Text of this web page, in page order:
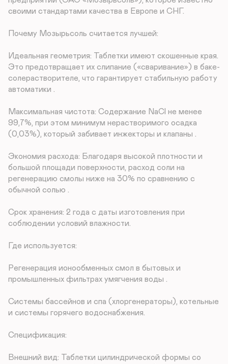
своими стандартами качества в Европе и СНГ.
Почему Мозырьсоль считается лучшей:
Идеальная геометрия: Таблетки имеют скошенные края.
Это предотвращает их слипание («сваривание») в баке-
солерастворителе, что гарантирует стабильную работу
автоматики .
Максимальная чистота: Содержание NaCl не менее
99,7%, при этом минимум нерастворимого осадка
(0,03%), который забивает инжекторы и клапаны .
Экономия расхода: Благодаря высокой плотности и
большой площади поверхности, расход соли на
регенерацию смолы ниже на 30% по сравнению с
обычной солью .
Срок хранения: 2 года с даты изготовления при
соблюдении условий влажности.
Где используется:
Регенерация ионообменных смол в бытовых и
промышленных фильтрах умягчения воды .
Системы бассейнов и спа (хлоргенераторы), котельные
и системы горячего водоснабжения.
Спецификация:
Внешний вид: Таблетки цилиндрической формы со